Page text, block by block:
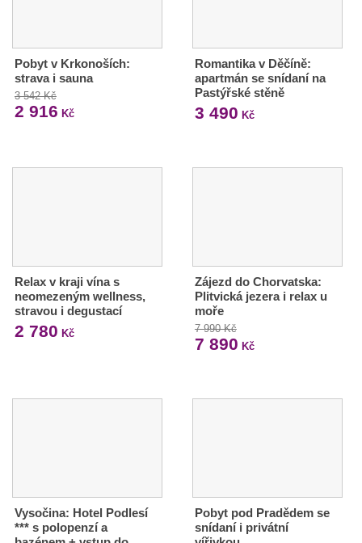
Pobyt v Krkonoších:
strava i sauna
3 542 Kč
2 916 Kč
Romantika v Děčíně:
apartmán se snídaní na
Pastýřské stěně
3 490 Kč
Relax v kraji vína s
neomezeným wellness,
stravou i degustací
2 780 Kč
Zájezd do Chorvatska:
Plitvická jezera i relax u
moře
7 990 Kč
7 890 Kč
Vysočina: Hotel Podlesí
*** s polopenzí a
Pobyt pod Pradědem se
snídaní i privátní